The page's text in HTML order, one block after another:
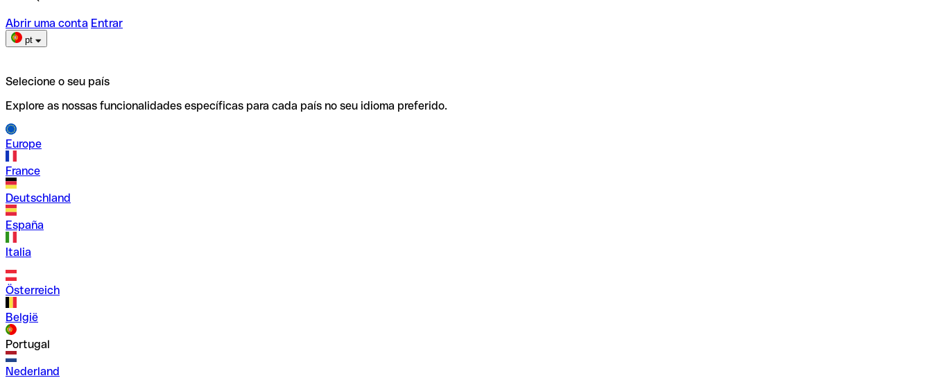
Abrir uma conta Entrar
pt
Selecione o seu país
Explore as nossas funcionalidades específicas para cada país no seu idioma preferido.
Europe
France
Deutschland
España
Italia
Österreich
België
Portugal
Nederland